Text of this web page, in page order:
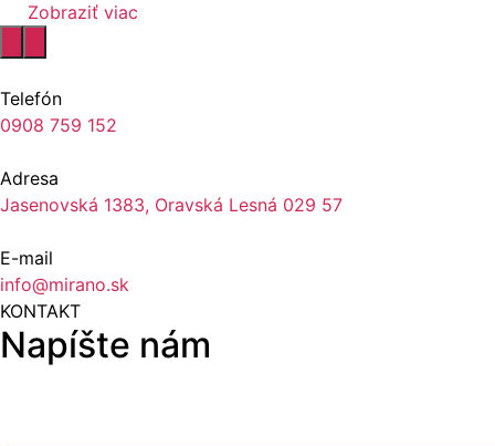
Zobraziť viac
Telefón
0908 759 152
Adresa
Jasenovská 1383, Oravská Lesná 029 57
E-mail
info@mirano.sk
KONTAKT
Napíšte nám